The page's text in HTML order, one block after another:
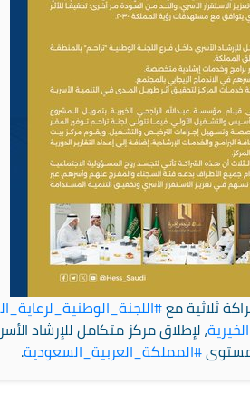
ثلاثية مع
، لإطلاق مركز متكامل للإرشاد
#المملكة_العربية_السعودية.